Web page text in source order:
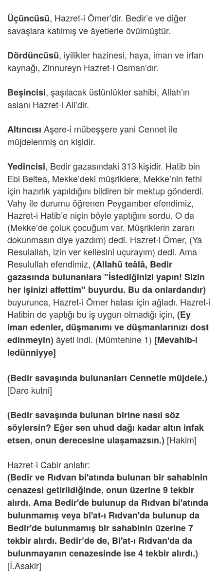
Üçüncüsü, Hazret-i Ömer’dir. Bedir’e ve diğer
savaşlara katılmış ve âyetlerle övülmüştür.
Dördüncüsü, iyilikler hazinesi, haya, iman ve irfan
kaynağı, Zinnureyn Hazret-i Osman’dır.
Beşincisi, şaşılacak üstünlükler sahibi, Allah’ın
aslanı Hazret-i Ali’dir.
Altıncısı Aşere-i mübeşşere yani Cennet ile
müjdelenmiş on kişidir.
Yedincisi, Bedir gazasındaki 313 kişidir. Hatib bin
Ebi Beltea, Mekke’deki müşriklere, Mekke’nin fethi
için hazırlık yapıldığını bildiren bir mektup gönderdi.
Vahy ile durumu öğrenen Peygamber efendimiz,
Hazret-i Hatib’e niçin böyle yaptığını sordu. O da
(Mekke’de çoluk çocuğum var. Müşriklerin zararı
dokunmasın diye yazdım) dedi. Hazret-i Ömer, (Ya
Resulallah, izin ver kellesini uçurayım) dedi. Ama
Resulullah efendimiz, (Allahü teâlâ, Bedir
gazasında bulunanlara "İstediğinizi yapın! Sizin
her işinizi affettim" buyurdu. Bu da onlardandır)
buyurunca, Hazret-i Ömer hatası için ağladı. Hazret-i
Hatibin de yaptığı bu iş uygun olmadığı için, (Ey
iman edenler, düşmanımı ve düşmanlarınızı dost
edinmeyin) âyeti indi. (Mümtehine 1) [Mevahib-i
ledünniyye]
(Bedir savaşında bulunanları Cennetle müjdele.)
[Dare kutni]
(Bedir savaşında bulunan birine nasıl söz
söylersin? Eğer sen uhud dağı kadar altın infak
etsen, onun derecesine ulaşamazsın.) [Hakim]
Hazret-i Cabir anlatır:
(Bedir ve Rıdvan bi'atında bulunan bir sahabinin
cenazesi getirildiğinde, onun üzerine 9 tekbir
alırdı. Ama Bedir'de bulunup da Rıdvan bi'atında
bulunmamış veya bi'at-ı Rıdvan'da bulunup da
Bedir'de bulunmamış bir sahabinin üzerine 7
tekbir alırdı. Bedir’de de, Bi'at-ı Rıdvan'da da
bulunmayanın cenazesinde ise 4 tekbir alırdı.)
[İ.Asakir]